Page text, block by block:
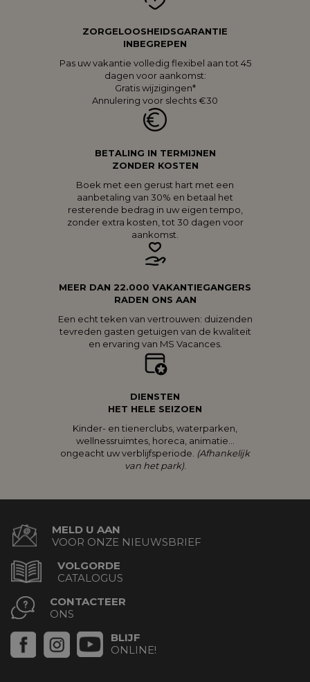
ZORGELOOSHEIDSGARANTIE
INBEGREPEN
Pas uw vakantie volledig flexibel aan tot 45
dagen voor aankomst:
Gratis wijzigingen*
Annulering voor slechts €30
BETALING IN TERMIJNEN
ZONDER KOSTEN
Boek met een gerust hart met een
aanbetaling van 30% en betaal het
resterende bedrag in uw eigen tempo,
zonder extra kosten, tot 30 dagen voor
aankomst.
MEER DAN 22.000 VAKANTIEGANGERS
RADEN ONS AAN
Een echt teken van vertrouwen: duizenden
tevreden gasten getuigen van de kwaliteit
en ervaring van MS Vacances.
DIENSTEN
HET HELE SEIZOEN
Kinder- en tienerclubs, waterparken,
wellnessruimtes, horeca, animatie…
ongeacht uw verblijfsperiode. (Afhankelijk
van het park).
MELD U AAN
VOOR ONZE NIEUWSBRIEF
VOLGORDE
CATALOGUS
CONTACTEER
ONS
BLIJF
ONLINE!